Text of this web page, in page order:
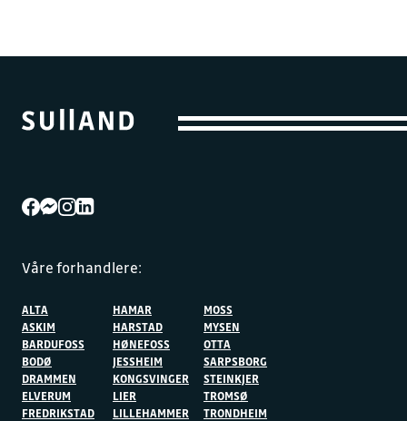
Våre forhandlere:
ALTA
ASKIM
BARDUFOSS
BODØ
DRAMMEN
ELVERUM
FREDRIKSTAD
HAMAR
HARSTAD
HØNEFOSS
JESSHEIM
KONGSVINGER
LIER
LILLEHAMMER
MOSS
MYSEN
OTTA
SARPSBORG
STEINKJER
TROMSØ
TRONDHEIM